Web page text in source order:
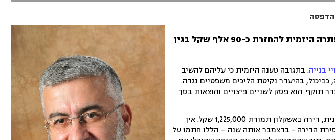
קוני דירה פנו לבית המשפט בשל ליקויי בנייה. בתגובה עתרה היזמית להחזרת כ-90 אלף שקל בגין
בנייה. בתגובה טענה היזמית כי עליהם להשיב
בהיעדר נקיטת הליכים משפטיים נגדה.
תוקף. הוא פסק לשניים פיצויים והוצאות בסך
תחילת הפרשה ביולי 2018 אז רכשו התובעים מהנתבעת, חברה קבלנית, דירה באשקלון תמורת 1,225,000 שקל. אין
שקל, כאשר במעמד מסירת הדירה - בדצמבר אותה שנה – הללו חתמו על